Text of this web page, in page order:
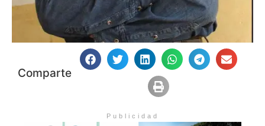
Comparte
Publicidad